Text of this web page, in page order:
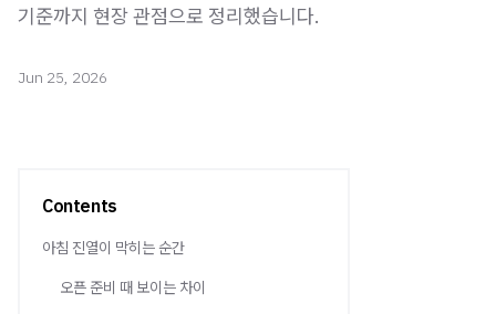
기준까지 현장 관점으로 정리했습니다.
Jun 25, 2026
Contents
아침 진열이 막히는 순간
오픈 준비 때 보이는 차이